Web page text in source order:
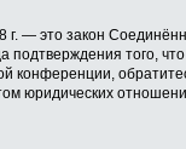
г. — это закон
подтверждения того,